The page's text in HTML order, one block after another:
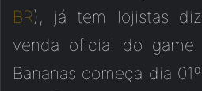
BR), já tem lojistas
venda oficial do game
Bananas começa dia